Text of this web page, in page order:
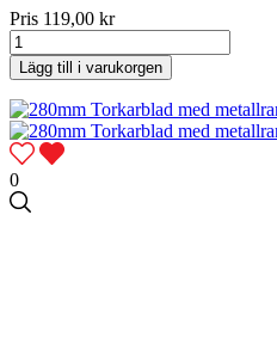
Pris 119,00 kr
Lägg till i varukorgen
0